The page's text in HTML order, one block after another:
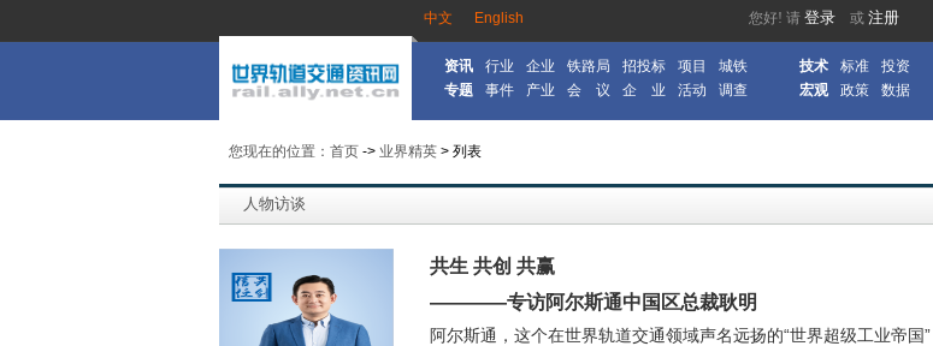
中文 English
资讯 行业 企业 铁路局 招投标 项目
城铁
专题
事件 产业 会 议 企 业 活动 调查
技术 标准
投资
宏观
政策 数据
您现在的位置：首页 -> 业界精英 > 列表
人物访谈
共生 共创 共赢
————专访阿尔斯通中国区总裁耿明
阿尔斯通，这个在世界轨道交通领域声名远扬的“世界超级工业帝国